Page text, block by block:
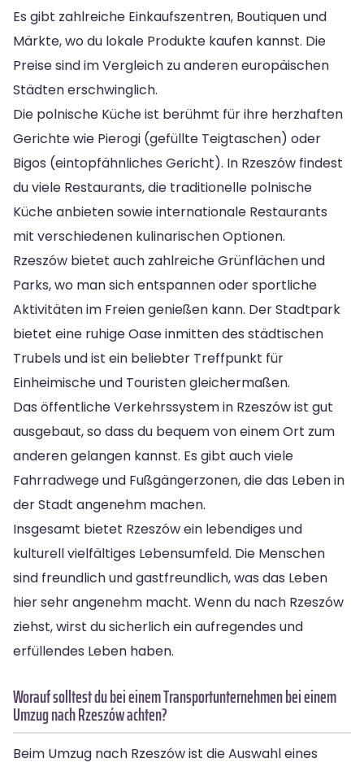
Es gibt zahlreiche Einkaufszentren, Boutiquen und
Märkte, wo du lokale Produkte kaufen kannst. Die
Preise sind im Vergleich zu anderen europäischen
Städten erschwinglich.
Die polnische Küche ist berühmt für ihre herzhaften
Gerichte wie Pierogi (gefüllte Teigtaschen) oder
Bigos (eintopfähnliches Gericht). In Rzeszów findest
du viele Restaurants, die traditionelle polnische
Küche anbieten sowie internationale Restaurants
mit verschiedenen kulinarischen Optionen.
Rzeszów bietet auch zahlreiche Grünflächen und
Parks, wo man sich entspannen oder sportliche
Aktivitäten im Freien genießen kann. Der Stadtpark
bietet eine ruhige Oase inmitten des städtischen
Trubels und ist ein beliebter Treffpunkt für
Einheimische und Touristen gleichermaßen.
Das öffentliche Verkehrssystem in Rzeszów ist gut
ausgebaut, so dass du bequem von einem Ort zum
anderen gelangen kannst. Es gibt auch viele
Fahrradwege und Fußgängerzonen, die das Leben in
der Stadt angenehm machen.
Insgesamt bietet Rzeszów ein lebendiges und
kulturell vielfältiges Lebensumfeld. Die Menschen
sind freundlich und gastfreundlich, was das Leben
hier sehr angenehm macht. Wenn du nach Rzeszów
ziehst, wirst du sicherlich ein aufregendes und
erfüllendes Leben haben.
Worauf solltest du bei einem Transportunternehmen bei einem
Umzug nach Rzeszów achten?
Beim Umzug nach Rzeszów ist die Auswahl eines